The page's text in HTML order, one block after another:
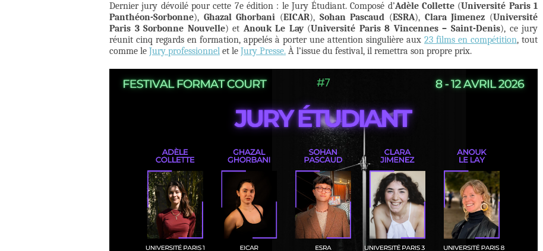
Dernier jury dévoilé pour cette 7e édition : le Jury Étudiant. Composé d’Adèle Collette (Université Paris 1
Panthéon-Sorbonne), Ghazal Ghorbani (EICAR), Sohan Pascaud (ESRA), Clara Jimenez (Université
Paris 3 Sorbonne Nouvelle) et Anouk Le Lay(Université Paris 8 Vincennes – Saint-Denis), ce jury
réunit cinq regards en formation, appelés à porter une attention singulière aux 23 films en compétition, tout
comme le Jury professionnel et le Jury Presse. À l’issue du festival, il remettra son propre prix.